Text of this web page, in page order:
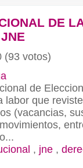
DE
(93 votos)
de
labor que
(vacancias,
, jne ,